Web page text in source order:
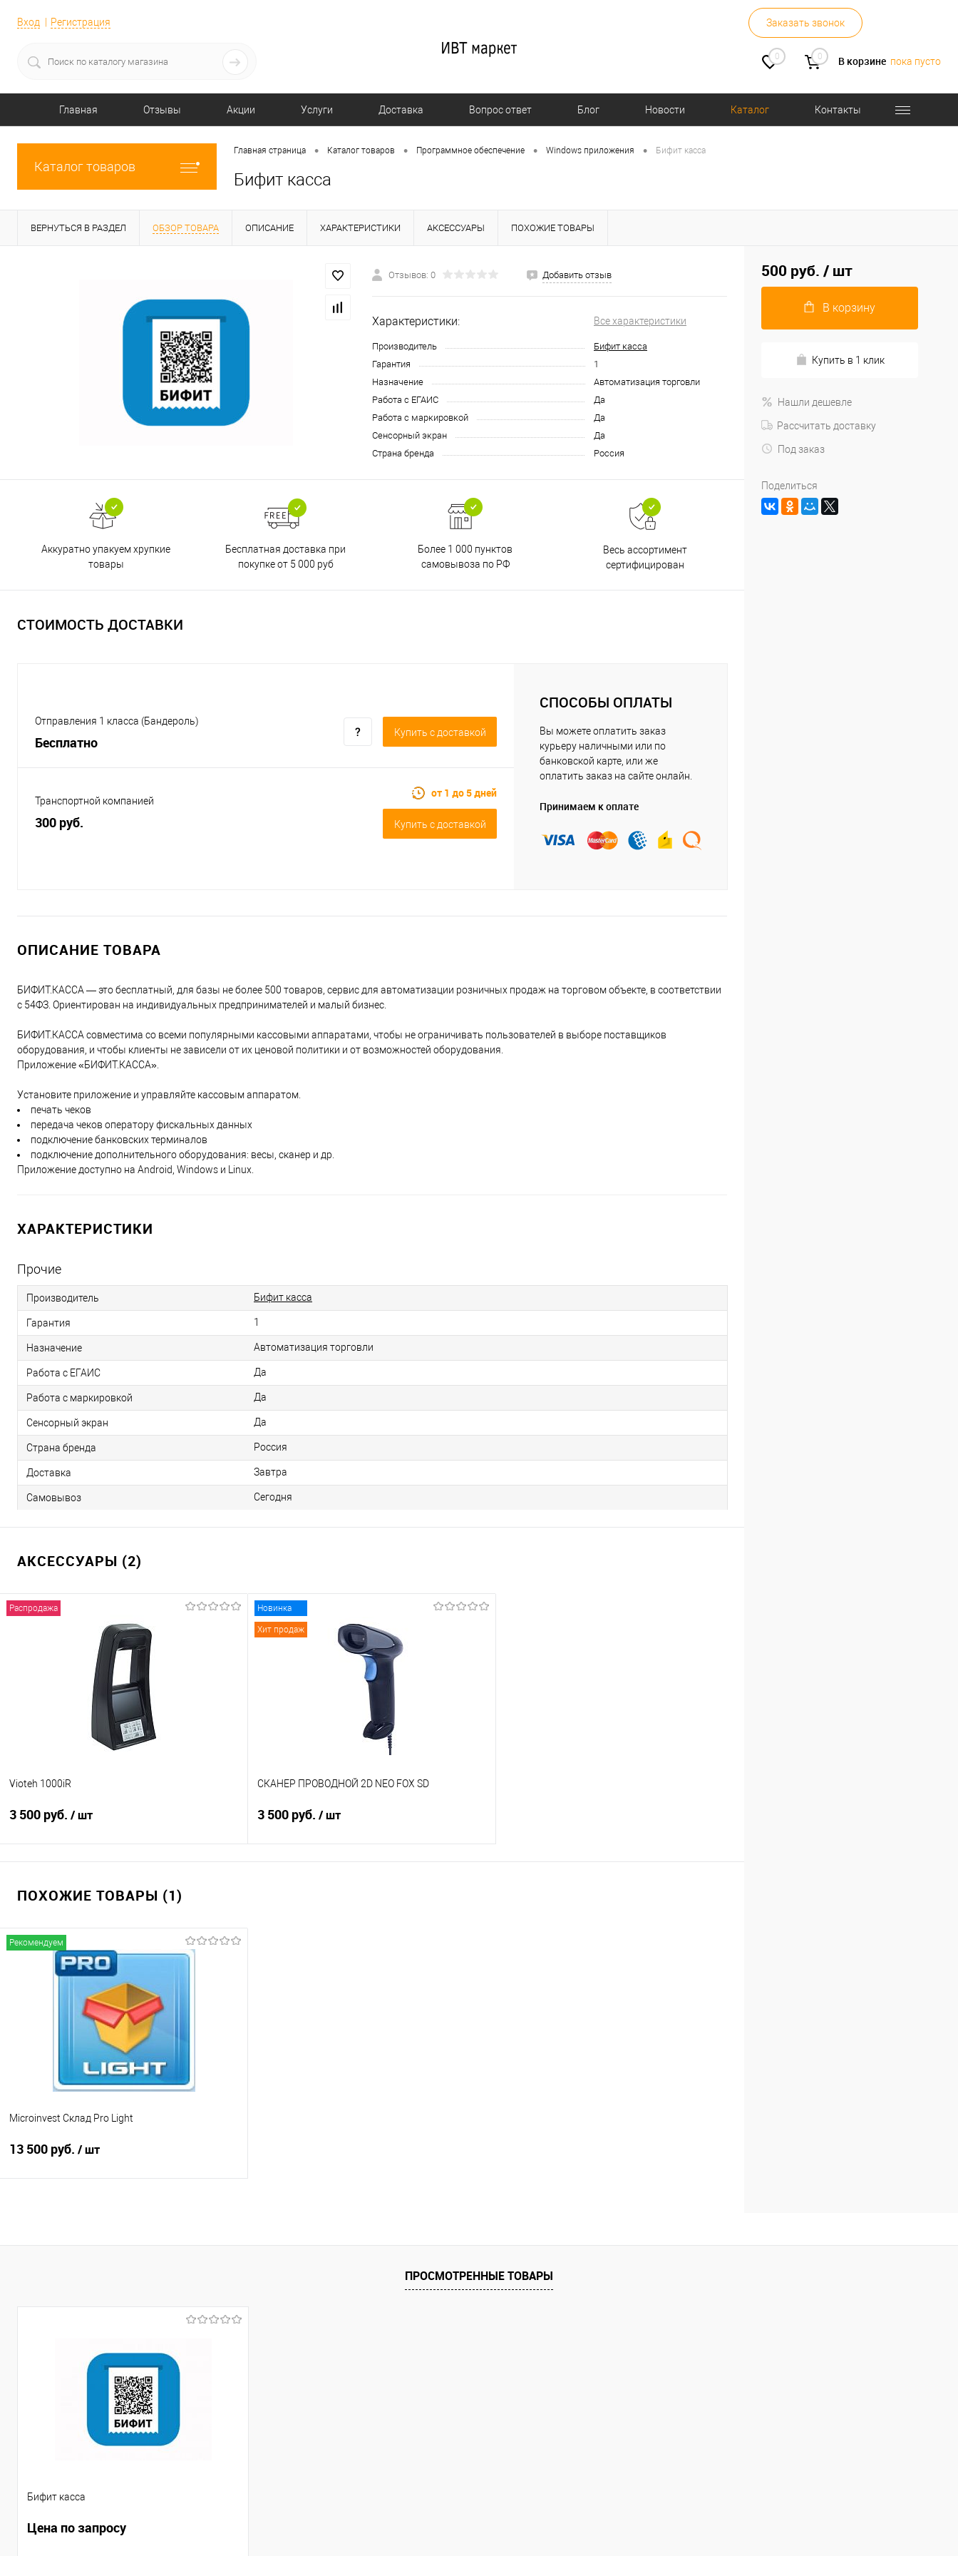
Вход Регистрация Заказать звонок
0 0 В корзине пока пусто
Главная Отзывы Акции Услуги Доставка Вопрос ответ Блог Новости Каталог Контакты
Каталог товаров
Главная страница • Каталог товаров • Программное обеспечение • Windows приложения • Бифит касса
Бифит касса
ВЕРНУТЬСЯ В РАЗДЕЛ ОБЗОР ТОВАРА ОПИСАНИЕ ХАРАКТЕРИСТИКИ АКСЕССУАРЫ ПОХОЖИЕ ТОВАРЫ
Отзывов: 0 Добавить отзыв
Характеристики: Все характеристики
Производитель
Бифит касса
Гарантия
1
Назначение
Автоматизация торговли
Работа с ЕГАИС
Да
Работа с маркировкой
Да
Сенсорный экран
Да
Страна бренда
Россия
Аккуратно упакуем хрупкие
товары
Бесплатная доставка при
покупке от 5 000 руб
Более 1 000 пунктов
самовывоза по РФ
Весь ассортимент
сертифицирован
СТОИМОСТЬ ДОСТАВКИ
Отправления 1 класса (Бандероль)
Бесплатно
Купить c доставкой
Транспортной компанией
300 руб.
от 1 до 5 дней
Купить c доставкой
СПОСОБЫ ОПЛАТЫ
Вы можете оплатить заказ
курьеру наличными или по
банковской карте, или же
оплатить заказ на сайте онлайн.
Принимаем к оплате
ОПИСАНИЕ ТОВАРА
БИФИТ.КАССА — это бесплатный, для базы не более 500 товаров, сервис для автоматизации розничных продаж на торговом объекте, в соответствии
с 54ФЗ. Ориентирован на индивидуальных предпринимателей и малый бизнес.
БИФИТ.КАССА совместима со всеми популярными кассовыми аппаратами, чтобы не ограничивать пользователей в выборе поставщиков
оборудования, и чтобы клиенты не зависели от их ценовой политики и от возможностей оборудования.
Приложение «БИФИТ.КАССА».
Установите приложение и управляйте кассовым аппаратом.
печать чеков
передача чеков оператору фискальных данных
подключение банковских терминалов
подключение дополнительного оборудования: весы, сканер и др.
Приложение доступно на Android, Windows и Linux.
ХАРАКТЕРИСТИКИ
Прочие
Производитель Бифит касса
Гарантия 1
Назначение Автоматизация торговли
Работа с ЕГАИС Да
Работа с маркировкой Да
Сенсорный экран Да
Страна бренда Россия
Доставка Завтра
Самовывоз Сегодня
АКСЕССУАРЫ (2)
Распродажа
Vioteh 1000iR
3 500 руб. / шт
В избранное
Под заказ
Новинка
Хит продаж
СКАНЕР ПРОВОДНОЙ 2D NEO FOX SD
3 500 руб. / шт
ПОХОЖИЕ ТОВАРЫ (1)
Рекомендуем
Microinvest Склад Pro Light
13 500 руб. / шт
Купить в 1 клик
Сравнение
500 руб. / шт
В корзину
Купить в 1 клик
Нашли дешевле
Рассчитать доставку
Под заказ
Поделиться
ПРОСМОТРЕННЫЕ ТОВАРЫ
Бифит касса
Цена по запросу